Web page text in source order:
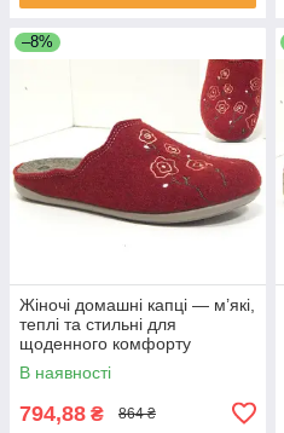
–8%
Жіночі домашні капці — м’які,
теплі та стильні для
щоденного комфорту
В наявності
794,88 ₴ 864 ₴